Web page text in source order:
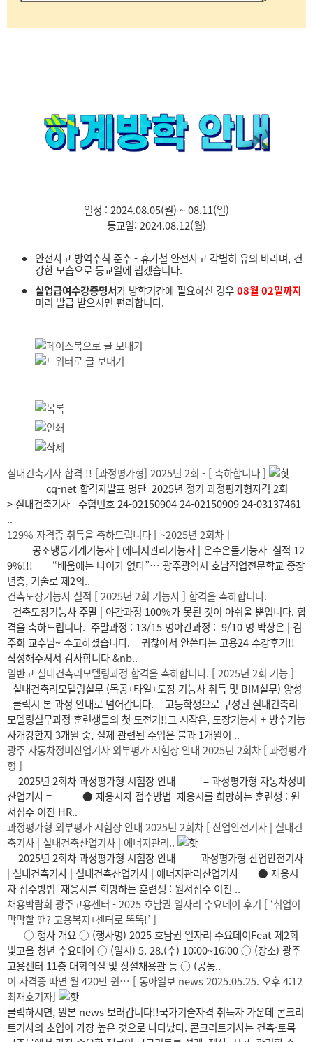
일정 : 2024.08.05(월) ~ 08.11(일)
등교일: 2024.08.12(월)
안전사고 방역수칙 준수 - 휴가철 안전사고 각별히 유의 바라며, 건
강한 모습으로 등교일에 뵙겠습니다.
실업급여수강증명서가 방학기간에 필요하신 경우08월 02일까지
미리 발급 받으시면 편리합니다.
실내건축기사 합격 !! [과정평가형] 2025년 2회 - [ 축하합니다 ]
cq-net 합격자발표 명단 2025년 정기 과정평가형자격 2회
> 실내건축기사 수험번호 24-02150904 24-02150909 24-03137461
..
129% 자격증 취득을 축하드립니다 [ ~2025년 2회차 ]
공조냉동기계기능사 | 에너지관리기능사 | 온수온돌기능사 실적 12
9%!!! “배움에는 나이가 없다”… 광주광역시 호남직업전문학교 중장
년층, 기술로 제2의..
건축도장기능사 실적 [ 2025년 2회 기능사 ] 합격을 축하합니다.
건축도장기능사 주말 | 야간과정 100%가 못된 것이 아쉬울 뿐입니다. 합
격을 축하드립니다. 주말과정 : 13/15 명야간과정 : 9/10 명 박상은 | 김
주희 교수님~ 수고하셨습니다. 귀찮아서 안쓴다는 고용24 수강후기!!
작성해주셔서 감사합니다 &nb..
일반고 실내건축리모델링과정 합격을 축하합니다. [ 2025년 2회 기능 ]
실내건축리모델링실무 (목공+타일+도장 기능사 취득 및 BIM실무) 양성
클릭시 본 과정 안내로 넘어갑니다. 고등학생으로 구성된 실내건축리
모델링실무과정 훈련생들의 첫 도전기!!그 시작은, 도장기능사 + 방수기능
사개강한지 3개월 중, 실제 관련된 수업은 불과 1개월이 ..
광주 자동차정비산업기사 외부평가 시험장 안내 2025년 2회차 [ 과정평가
형 ]
2025년 2회차 과정평가형 시험장 안내 = 과정평가형 자동차정비
산업기사 = ● 재응시자 접수방법 재응시를 희망하는 훈련생 : 원
서접수 이전 HR..
과정평가형 외부평가 시험장 안내 2025년 2회차 [ 산업안전기사 | 실내건
축기사 | 실내건축산업기사 | 에너지관리..
2025년 2회차 과정평가형 시험장 안내 과정평가형 산업안전기사
| 실내건축기사 | 실내건축산업기사 | 에너지관리산업기사 ● 재응시
자 접수방법 재응시를 희망하는 훈련생 : 원서접수 이전 ..
채용박람회 광주고용센터 - 2025 호남권 일자리 수요데이 후기 [ ‘취업이
막막할 땐? 고용복지+센터로 똑똑!’ ]
○ 행사 개요 ○ (행사명) 2025 호남권 일자리 수요데이Feat 제2회
빛고을 청년 수요데이 ○ (일시) 5. 28.(수) 10:00~16:00 ○ (장소) 광주
고용센터 11층 대회의실 및 상설채용관 등 ○ (공동..
이 자격증 따면 월 420만 원… [ 동아일보 news 2025.05.25. 오후 4:12
최재호기자]
클릭하시면, 원본 news 보러갑니다!!국가기술자격 취득자 가운데 콘크리
트기사의 초임이 가장 높은 것으로 나타났다. 콘크리트기사는 건축·토목